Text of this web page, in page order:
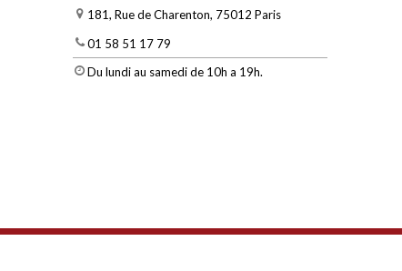
181, Rue de Charenton, 75012 Paris
01 58 51 17 79
Du lundi au samedi de 10h a 19h.